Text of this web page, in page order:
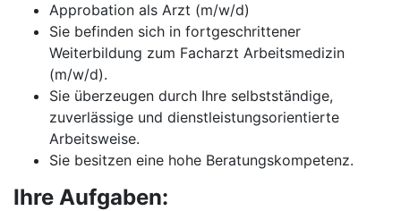
Approbation als Arzt (m/w/d)
Sie befinden sich in fortgeschrittener
Weiterbildung zum Facharzt Arbeitsmedizin
(m/w/d).
Sie überzeugen durch Ihre selbstständige,
zuverlässige und dienstleistungsorientierte
Arbeitsweise.
Sie besitzen eine hohe Beratungskompetenz.
Ihre Aufgaben: